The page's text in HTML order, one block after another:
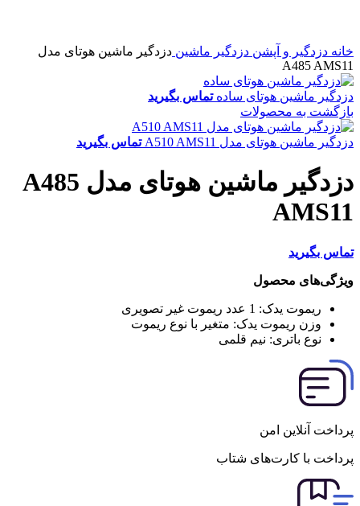
خانه دزدگیر و آپشن دزدگیر ماشین دزدگیر ماشین هوتای مدل
A485 AMS11
دزدگیر ماشین هوتای سادهتماس بگیرید
بازگشت به محصولات
دزدگیر ماشین هوتای مدل A510 AMS11 تماس بگیرید
دزدگیر ماشین هوتای مدل A485
AMS11
تماس بگیرید
ویژگی‌های محصول
ریموت یدک: 1 عدد ریموت غیر تصویری
وزن ریموت یدک: متغیر با نوع ریموت
نوع باتری: نیم قلمی
پرداخت آنلاین امن
پرداخت با کارت‌های شتاب